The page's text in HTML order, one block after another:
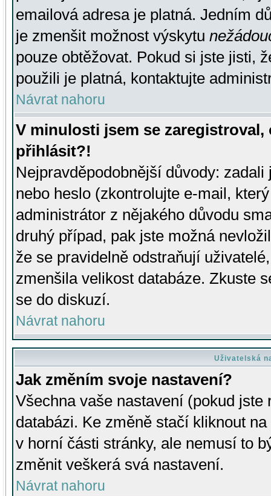
emailová adresa je platná. Jedním
je zmenšit možnost výskytu
pouze obtěžovat. Pokud si jste jisti,
použili je platná, kontaktujte
Návrat nahoru
V minulosti jsem se
přihlásit?!
Nejpravděpodobnější důvody:
nebo heslo (zkontrolujte e-mail,
administrátor z nějakého důvodu
druhý případ, pak jste možná
že se pravidelně odstraňují
zmenšila velikost databáze. Zkuste
se do diskuzí.
Návrat nahoru
Uživatelská
Jak změním svoje nastavení?
Všechna vaše nastavení (pokud
databázi. Ke změně stačí kliknout
v horní části stránky, ale nemusí to
změnit veškerá svá nastavení.
Návrat nahoru